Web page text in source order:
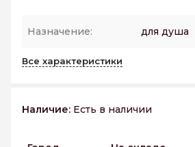
Назначение: для душа
Все характеристики
Наличие: Есть в наличии